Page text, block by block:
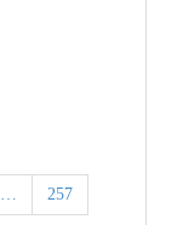
… 257